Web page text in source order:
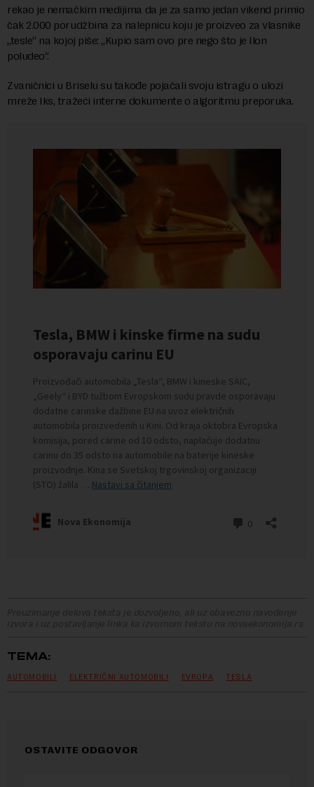
rekao je nemačkim medijima da je za samo jedan vikend primio
čak 2.000 porudžbina za nalepnicu koju je proizveo za vlasnike
„tesle“ na kojoj piše: „Kupio sam ovo pre nego što je Ilon
poludeo“.
Zvaničnici u Briselu su takođe pojačali svoju istragu o ulozi
mreže Iks, tražeći interne dokumente o algoritmu preporuka.
Preuzimanje delova teksta je dozvoljeno, ali uz obavezno navođenje
izvora i uz postavljanje linka ka izvornom tekstu na novaekonomija.rs
TEMA:
AUTOMOBILI ELEKTRIČNI AUTOMOBILI EVROPA TESLA
OSTAVITE ODGOVOR